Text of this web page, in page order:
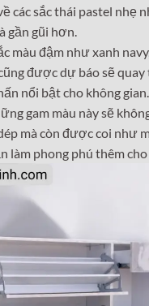
các sắc thái pastel nhẹ
gần gũi hơn.
màu đậm như xanh
được dự báo sẽ
nổi bật cho không
gam màu này sẽ
mà còn được coi như
làm phong phú thêm